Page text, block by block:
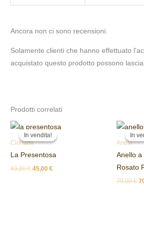
Ancora non ci sono recensioni.
Solamente clienti che hanno effettuato
acquistato questo prodotto possono
Prodotti correlati
In vendita!
In vendita!
Ciondoli
La Presentosa
49,00€
prezzo
originale
49,00 €.
45,00€
attuale
45,00 €.
In
In
Anelli
Anello a
Rosato
79,00€
Il